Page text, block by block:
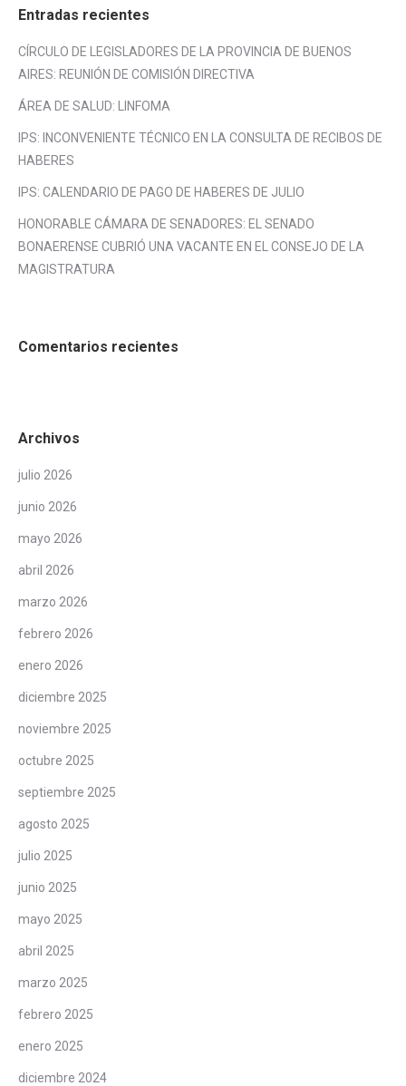
Entradas recientes
CÍRCULO DE LEGISLADORES DE LA PROVINCIA DE BUENOS
AIRES: REUNIÓN DE COMISIÓN DIRECTIVA
ÁREA DE SALUD: LINFOMA
IPS: INCONVENIENTE TÉCNICO EN LA CONSULTA DE RECIBOS DE
HABERES
IPS: CALENDARIO DE PAGO DE HABERES DE JULIO
HONORABLE CÁMARA DE SENADORES: EL SENADO
BONAERENSE CUBRIÓ UNA VACANTE EN EL CONSEJO DE LA
MAGISTRATURA
Comentarios recientes
Archivos
julio 2026
junio 2026
mayo 2026
abril 2026
marzo 2026
febrero 2026
enero 2026
diciembre 2025
noviembre 2025
octubre 2025
septiembre 2025
agosto 2025
julio 2025
junio 2025
mayo 2025
abril 2025
marzo 2025
febrero 2025
enero 2025
diciembre 2024